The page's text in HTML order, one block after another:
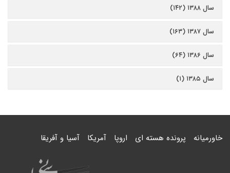
سال ۱۳۸۸ (۱۴۲)
سال ۱۳۸۷ (۱۶۳)
سال ۱۳۸۶ (۶۴)
سال ۱۳۸۵ (۱)
خاورمیانه پرونده هسته ای اروپا آمریکا آسیا و آفریقا